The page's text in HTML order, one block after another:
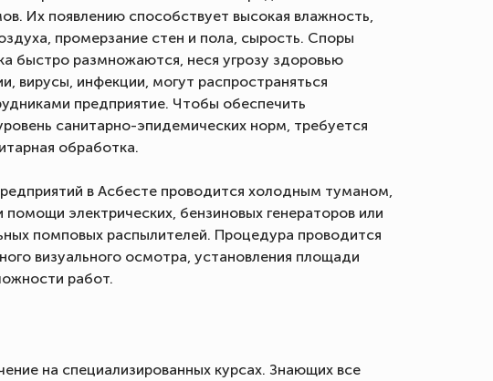
Их появлению способствует высокая влажность,
промерзание стен и пола, сырость. Споры
быстро размножаются, неся угрозу здоровью
вирусы, инфекции, могут распространяться
предприятие. Чтобы обеспечить
санитарно-эпидемических норм, требуется
обработка.
в Асбесте проводится холодным туманом,
электрических, бензиновых генераторов или
помповых распылителей. Процедура проводится
визуального осмотра, установления площади
работ.
на специализированных курсах. Знающих все